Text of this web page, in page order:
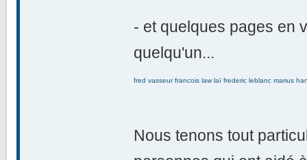
- et quelques pages en
quelqu'un...
fred vasseur francois law laï frederic leblanc marius
Nous tenons tout